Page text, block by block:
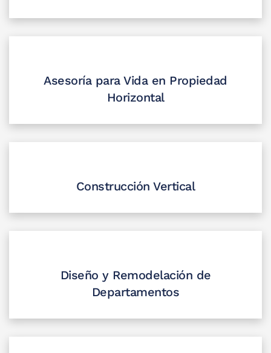
Asesoría para Vida en Propiedad
Horizontal
Construcción Vertical
Diseño y Remodelación de
Departamentos